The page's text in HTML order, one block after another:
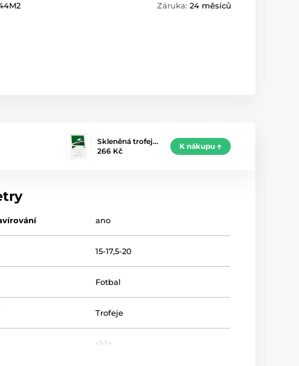
Záruka: 24 měsíců
Skleněná trofej…
266 Kč
K nákupu
ano
15-17,5-20
Fotbal
Trofeje
sklo